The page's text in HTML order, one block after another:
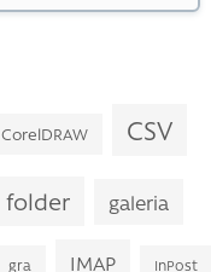
CorelDRAW CSV
folder galeria
gra IMAP InPost